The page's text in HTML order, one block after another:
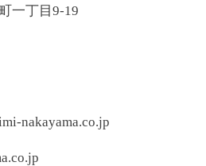
一丁目9-19
nakayama.co.jp